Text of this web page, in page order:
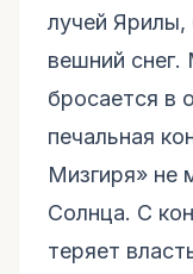
лучей Ярилы,
вешний снег.
бросается в
печальная
Мизгиря» не
Солнца. С
теряет